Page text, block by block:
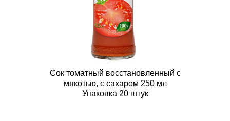
Сок томатный восстановленный с
мякотью, с сахаром 250 мл
Упаковка 20 штук